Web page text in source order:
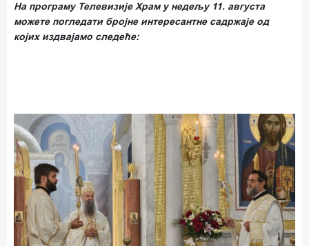
На програму Телевизије Храм у недељу 11. августа
можете погледати бројне интересантне садржаје од
којих издвајамо следеће: